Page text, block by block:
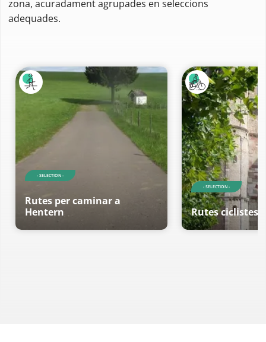
zona, acuradament agrupades en seleccions
adequades.
- SELECTION -
Rutes per caminar a
Hentern
- SELECTION -
Rutes ciclistes